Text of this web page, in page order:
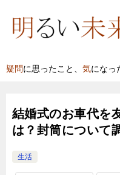
疑問に思ったこと、 気になっ
結婚式のお車代を
は？封筒について
生活